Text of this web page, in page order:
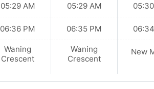
05:29 AM
06:36 PM
Waning
Crescent
05:29 AM
06:35 PM
Waning
Crescent
New